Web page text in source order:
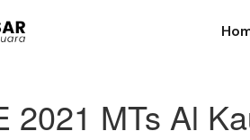
2021 MTs Al